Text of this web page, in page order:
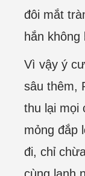
đôi mắt
hắn không
Vì vậy ý
sâu thêm,
thu lại mọi
mỏng đắp
đi, chỉ
cùng lạnh